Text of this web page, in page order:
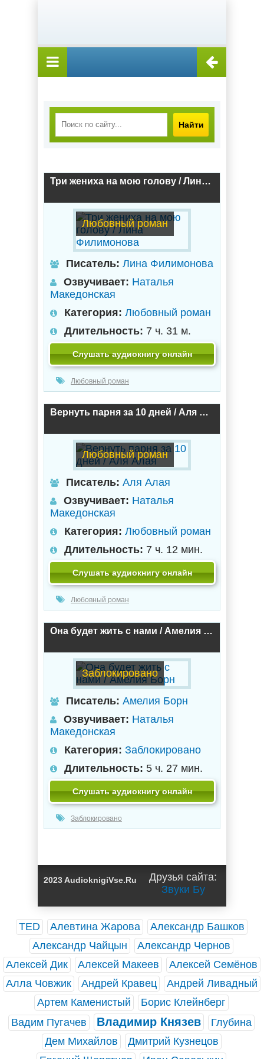
Найти
Три жениха на мою голову / Лина Филимонова
Любовный роман
Писатель: Лина Филимонова
Озвучивает: Наталья
Македонская
Категория: Любовный роман
Длительность: 7 ч. 31 м.
Слушать аудиокнигу онлайн
Любовный роман
Вернуть парня за 10 дней / Аля Алая
Любовный роман
Писатель: Аля Алая
Озвучивает: Наталья
Македонская
Категория: Любовный роман
Длительность: 7 ч. 12 мин.
Слушать аудиокнигу онлайн
Любовный роман
Она будет жить с нами / Амелия Борн
Заблокировано
Писатель: Амелия Борн
Озвучивает: Наталья
Македонская
Категория: Заблокировано
Длительность: 5 ч. 27 мин.
Слушать аудиокнигу онлайн
Заблокировано
2023 AudioknigiVse.Ru
Друзья сайта:
Звуки Бу
TED Алевтина Жарова
Александр Башков
Александр Чайцын
Александр Чернов
Алексей Дик
Алексей Макеев
Алексей Семёнов
Алла Човжик
Андрей Кравец
Андрей Ливадный
Артем Каменистый
Борис Клейнберг
Вадим Пугачев
Владимир Князев
Глубина
Дем Михайлов
Дмитрий Кузнецов